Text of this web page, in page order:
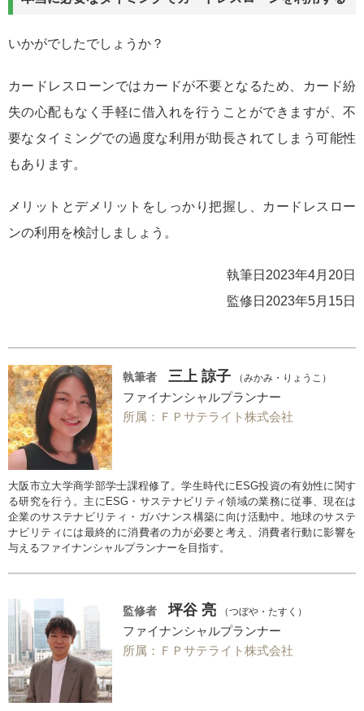
いかがでしたでしょうか？
カードレスローンではカードが不要となるため、カード紛
失の心配もなく手軽に借入れを行うことができますが、不
要なタイミングでの過度な利用が助長されてしまう可能性
もあります。
メリットとデメリットをしっかり把握し、カードレスロー
ンの利用を検討しましょう。
執筆日2023年4月20日
監修日2023年5月15日
執筆者 三上 諒子 （みかみ・りょうこ）
ファイナンシャルプランナー
所属：ＦＰサテライト株式会社
大阪市立大学商学部学士課程修了。学生時代にESG投資の有効性に関す
る研究を行う。主にESG・サステナビリティ領域の業務に従事、現在は
企業のサステナビリティ・ガバナンス構築に向け活動中。地球のサステ
ナビリティには最終的に消費者の力が必要と考え、消費者行動に影響を
与えるファイナンシャルプランナーを目指す。
監修者 坪谷 亮 （つぼや・たすく）
ファイナンシャルプランナー
所属：ＦＰサテライト株式会社